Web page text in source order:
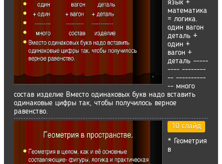
язык +
математика
= логика.
один вагон
деталь +
один +
вагон +
деталь -----
---- --------
-- ----------
-- много
состав изделие Вместо одинаковых букв надо вставить
одинаковые цифры так, чтобы получилось верное
равенство.
10 слайд
* Геометрия
в